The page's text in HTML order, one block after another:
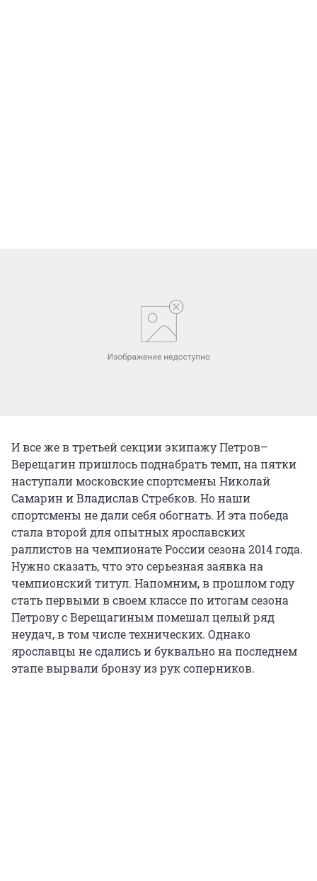
И все же в третьей секции экипажу Петров–
Верещагин пришлось поднабрать темп, на пятки
наступали московские спортсмены Николай
Самарин и Владислав Стребков. Но наши
спортсмены не дали себя обогнать. И эта победа
стала второй для опытных ярославских
раллистов на чемпионате России сезона 2014 года.
Нужно сказать, что это серьезная заявка на
чемпионский титул. Напомним, в прошлом году
стать первыми в своем классе по итогам сезона
Петрову с Верещагиным помешал целый ряд
неудач, в том числе технических. Однако
ярославцы не сдались и буквально на последнем
этапе вырвали бронзу из рук соперников.